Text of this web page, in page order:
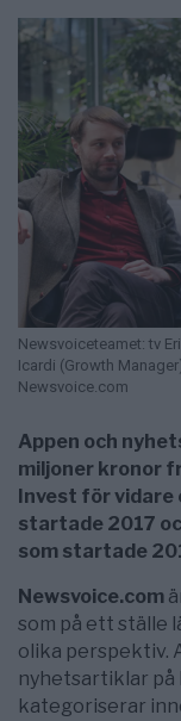
Newsvoiceteamet: tv
Icardi (Growth
Newsvoice.com
Appen och
miljoner kronor
Invest för vidare
startade 2017
som startade
Newsvoice.com
som på ett ställe
olika perspektiv.
nyhetsartiklar på
kategoriserar